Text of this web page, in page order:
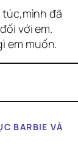
túc,mình đã
với em.
em muốn.
BARBIE VÀ